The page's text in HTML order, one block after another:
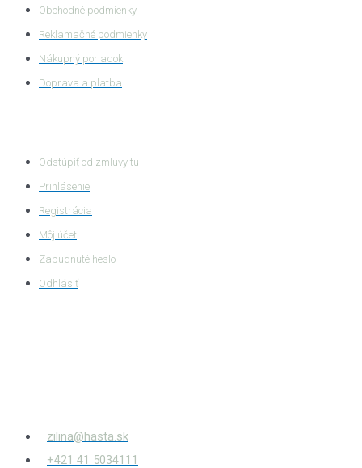
Obchodné podmienky
Reklamačné podmienky
Nákupný poriadok
Doprava a platba
Odstúpiť od zmluvy tu
Prihlásenie
Registrácia
Môj účet
Zabudnuté heslo
Odhlásiť
zilina@hasta.sk
+421 41 5034111